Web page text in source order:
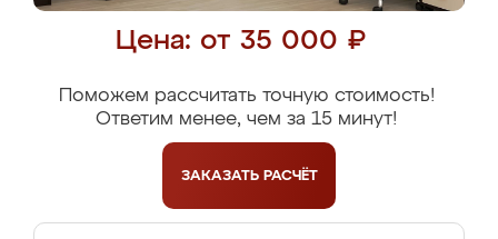
Цена: от 35 000 ₽
Поможем рассчитать точную стоимость!
Ответим менее, чем за 15 минут!
ЗАКАЗАТЬ РАСЧЁТ